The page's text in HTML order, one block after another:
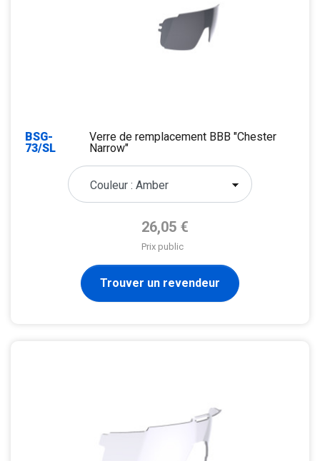
BSG-
73/SL
Verre de remplacement BBB "Chester
Narrow"
Prix de base
26,05 €
Prix public
Trouver un revendeur